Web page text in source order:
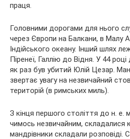
праця.
Головними дорогами для нього
через Європи на Балкани, в Малу
Індійського океану. Інший шлях
Піренеї, Галлію до Відня. У 44
як раз був убитий Юлій Цезар.
звертає увагу на незвичайний
територій (в римських миль).
З кінця першого століття до н. е.
чимось незвичайним, складалися
мандрівники складали розповіді.